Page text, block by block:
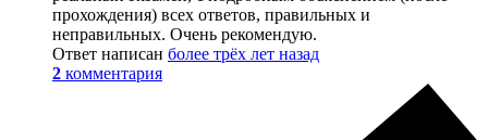
прохождения) всех ответов, правильных и
неправильных. Очень рекомендую.
Ответ написан более трёх лет назад
2 комментария